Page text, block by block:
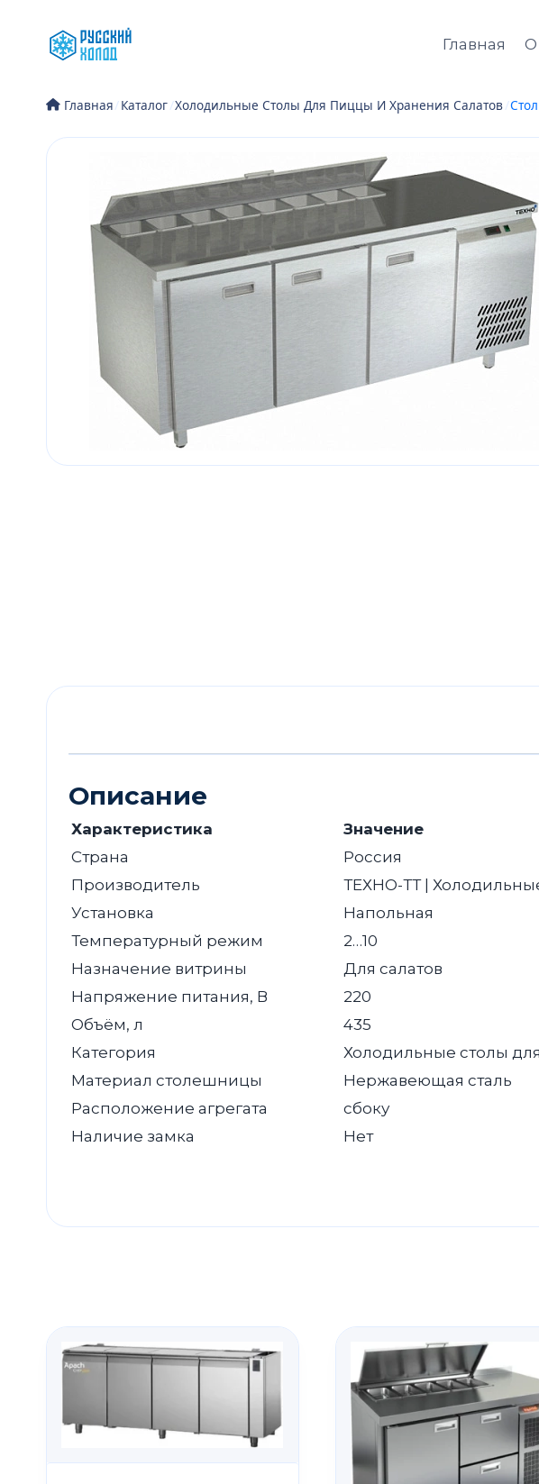
содержимому
Главная О
Главная/Каталог/Холодильные Столы Для Пиццы И Хранения Салатов/
Описание
Характеристика
Значение
Страна
Россия
Производитель
ТЕХНО-ТТ |
Установка
Напольная
Температурный режим
2…10
Назначение витрины
Для салатов
Напряжение питания, В
220
Объём, л
435
Категория
Холодильные столы
Материал столешницы
Нержавеющая сталь
Расположение агрегата
сбоку
Наличие замка
Нет